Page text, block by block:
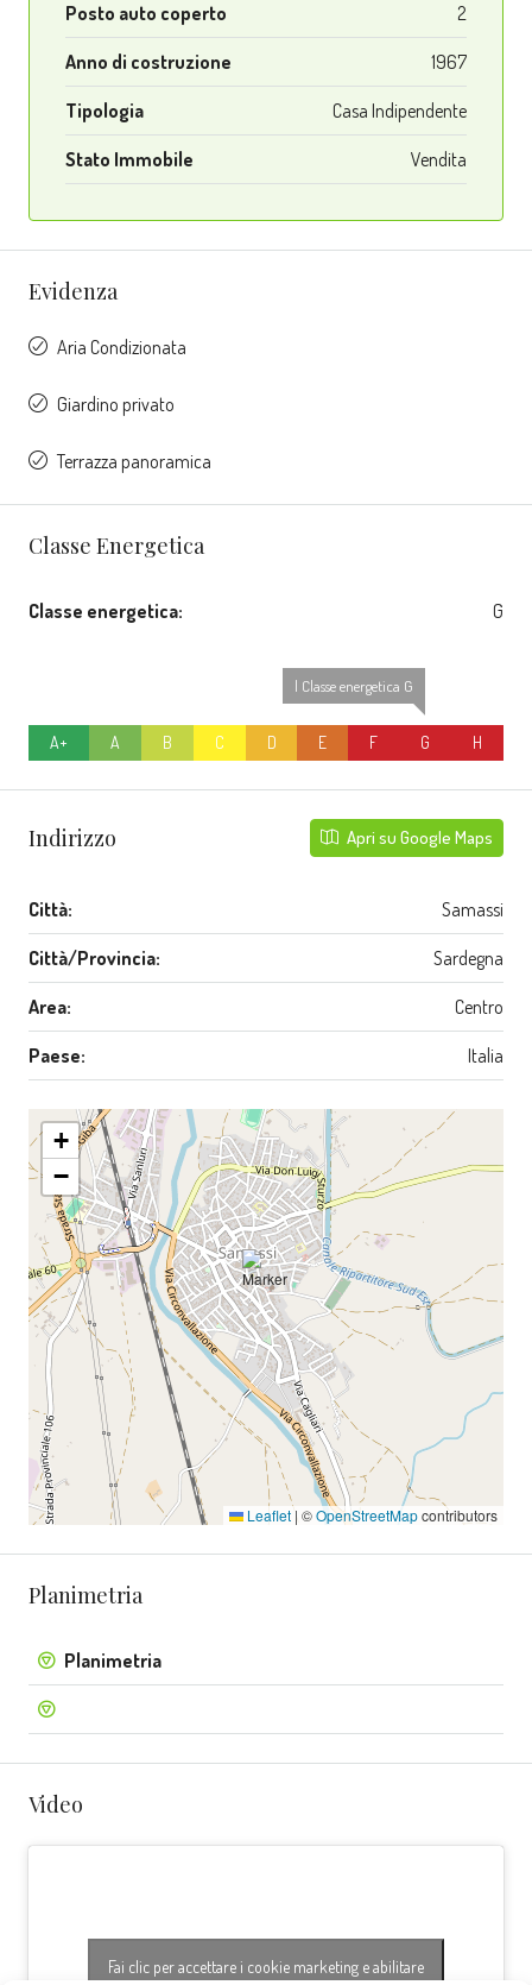
Posto auto coperto 2
Anno di costruzione 1967
Tipologia Casa Indipendente
Stato Immobile Vendita
Evidenza
Aria Condizionata
Giardino privato
Terrazza panoramica
Classe Energetica
Classe energetica: G
A+ A B C D E F
| Classe energetica G
G H
Indirizzo Apri su Google Maps
Città: Samassi
Città/Provincia: Sardegna
Area: Centro
Paese: Italia
+
−
Leaflet | ©OpenStreetMapcontributors
Planimetria
Planimetria
Video
Fai clic per accettare i cookie marketing e abilitare